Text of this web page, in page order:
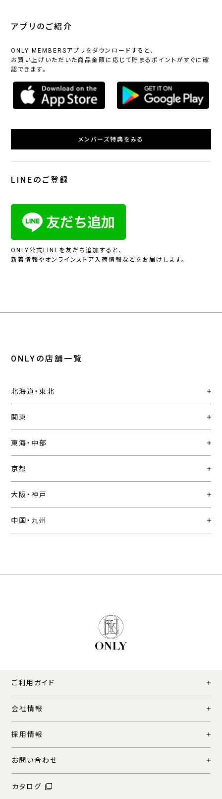
アプリのご紹介
ONLY MEMBERSアプリをダウンロードすると、
お買い上げいただいた商品金額に応じて貯まるポイントがすぐに確
認できます。
メンバーズ特典をみる
LINEのご登録
ONLY公式LINEを友だち追加すると、
新着情報やオンラインストア入荷情報などをお届けします。
ONLYの店舗一覧
北海道・東北
関東
東海・中部
京都
大阪・神戸
中国・九州
ご利用ガイド
会社情報
採用情報
お問い合わせ
カタログ